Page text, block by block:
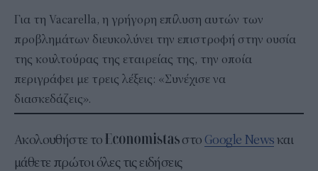
Για τη Vacarella, η γρήγορη επίλυση αυτών των
προβλημάτων διευκολύνει την επιστροφή στην ουσία
της κουλτούρας της εταιρείας της, την οποία
περιγράφει με τρεις λέξεις: «Συνέχισε να
διασκεδάζεις».
Ακολουθήστε το στο Google Newsκαι
μάθετε πρώτοι όλες τις ειδήσεις